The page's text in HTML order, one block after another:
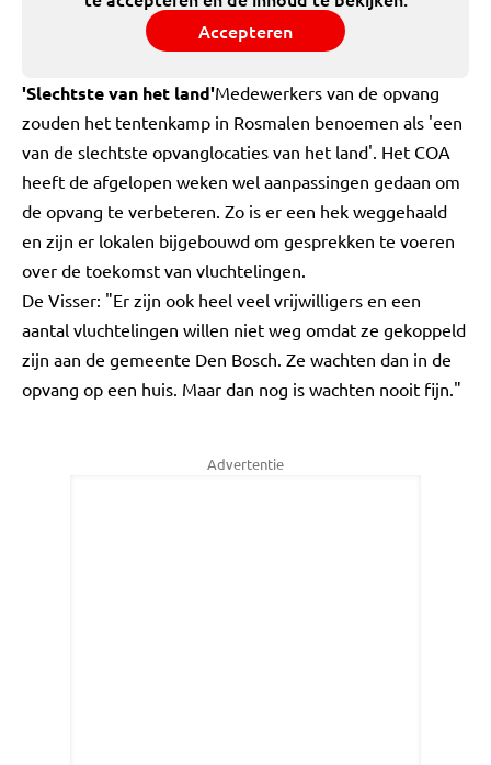
Accepteren
'Slechtste van het land'Medewerkers van de opvang
zouden het tentenkamp in Rosmalen benoemen als 'een
van de slechtste opvanglocaties van het land'. Het COA
heeft de afgelopen weken wel aanpassingen gedaan om
de opvang te verbeteren. Zo is er een hek weggehaald
en zijn er lokalen bijgebouwd om gesprekken te voeren
over de toekomst van vluchtelingen.
De Visser: "Er zijn ook heel veel vrijwilligers en een
aantal vluchtelingen willen niet weg omdat ze gekoppeld
zijn aan de gemeente Den Bosch. Ze wachten dan in de
opvang op een huis. Maar dan nog is wachten nooit fijn."
Advertentie